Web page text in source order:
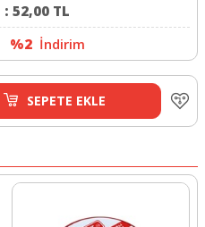
: 52,00 TL
%2 İndirim
SEPETE EKLE